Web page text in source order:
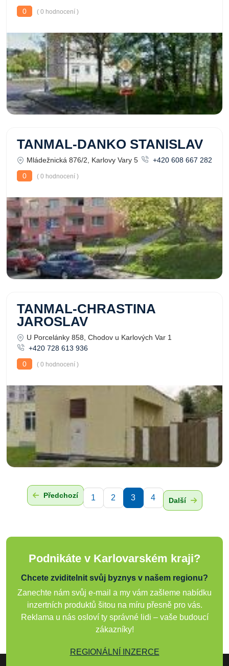
0
( 0 hodnocení )
TANMAL-DANKO STANISLAV
Mládežnická 876/2, Karlovy Vary 5
+420 608 667 282
0
( 0 hodnocení )
TANMAL-CHRASTINA
JAROSLAV
U Porcelánky 858, Chodov u Karlových Var 1
+420 728 613 936
0
( 0 hodnocení )
Předchozí 1 2 3 4 Další
Podnikáte v Karlovarském kraji?
Chcete zviditelnit svůj byznys v našem regionu?
Zanechte nám svůj e-mail a my vám zašleme nabídku
inzertních produktů šitou na míru přesně pro vás.
Reklama u nás osloví ty správné lidi – vaše budoucí
zákazníky!
REGIONÁLNÍ INZERCE